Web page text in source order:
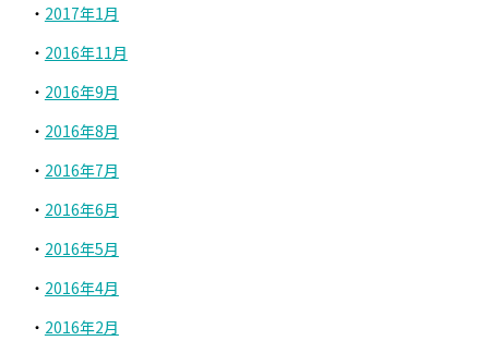
2017年1月
2016年11月
2016年9月
2016年8月
2016年7月
2016年6月
2016年5月
2016年4月
2016年2月